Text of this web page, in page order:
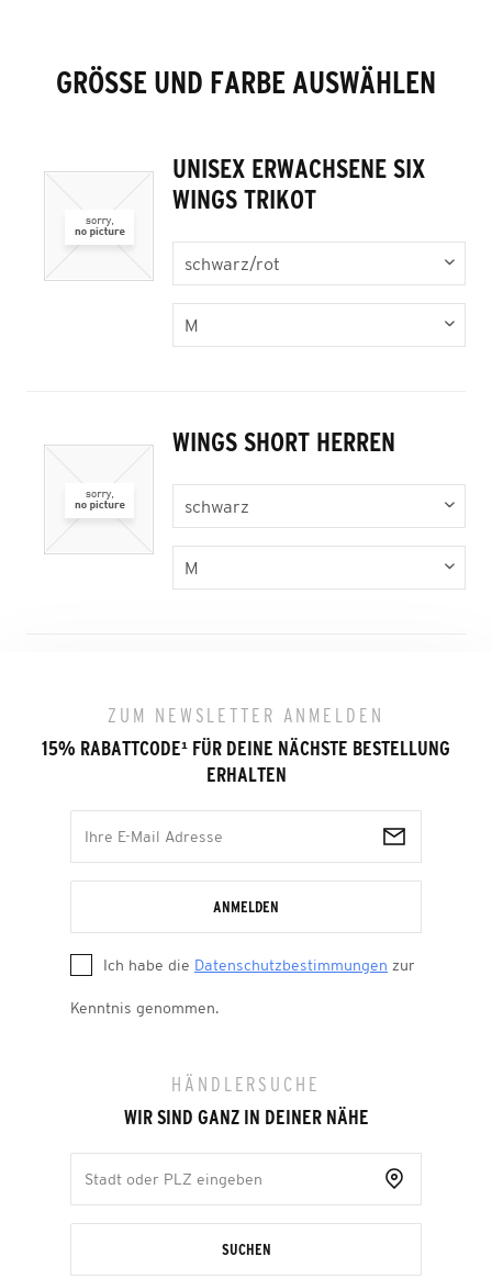
GRÖSSE UND FARBE AUSWÄHLEN
UNISEX ERWACHSENE SIX
WINGS TRIKOT
WINGS SHORT HERREN
ZUM NEWSLETTER ANMELDEN
15% RABATTCODE¹ FÜR DEINE NÄCHSTE BESTELLUNG
ERHALTEN
ANMELDEN
Ich habe die Datenschutzbestimmungen zur
Kenntnis genommen.
HÄNDLERSUCHE
WIR SIND GANZ IN DEINER NÄHE
SUCHEN